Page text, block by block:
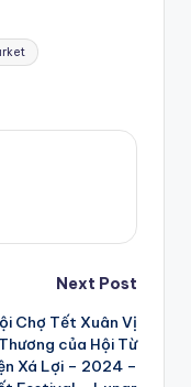
Next Post
Chợ Tết Xuân Vị
của Hội Từ
Xá Lợi – 2024 –